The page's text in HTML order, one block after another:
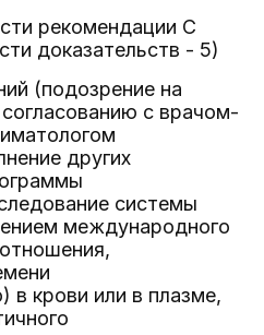
рекомендации C
доказательств - 5)
(подозрение на
с врачом-
других
системы
международного
в крови или в плазме,